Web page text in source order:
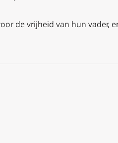
de vrijheid van hun vader,